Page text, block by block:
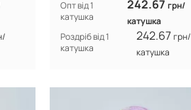
Опт від 1
катушка
242.67грн/
катушка
Роздріб від 1
катушка
242.67грн/
катушка